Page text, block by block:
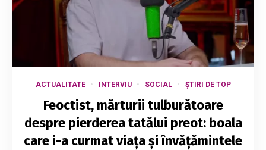
ACTUALITATE INTERVIU SOCIAL ȘTIRI DE TOP
Feoctist, mărturii tulburătoare
despre pierderea tatălui preot: boala
care i-a curmat viața și învățămintele